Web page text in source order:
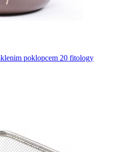
poklopcem 20 fitology